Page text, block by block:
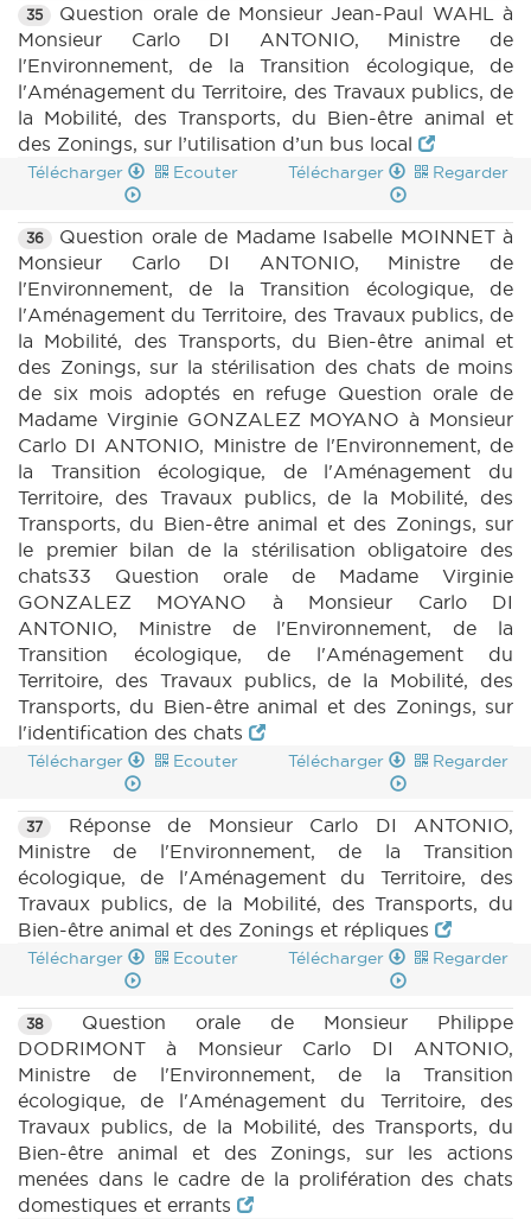
35
Question orale de Monsieur Jean-Paul WAHL à
Monsieur Carlo DI ANTONIO, Ministre de
l'Environnement, de la Transition écologique, de
l'Aménagement du Territoire, des Travaux publics, de
la Mobilité, des Transports, du Bien-être animal et
des Zonings, sur l’utilisation d’un bus local
Télécharger Ecouter Télécharger Regarder
36
Question orale de Madame Isabelle MOINNET à
Monsieur Carlo DI ANTONIO, Ministre de
l'Environnement, de la Transition écologique, de
l'Aménagement du Territoire, des Travaux publics, de
la Mobilité, des Transports, du Bien-être animal et
des Zonings, sur la stérilisation des chats de moins
de six mois adoptés en refuge Question orale de
Madame Virginie GONZALEZ MOYANO à Monsieur
Carlo DI ANTONIO, Ministre de l'Environnement, de
la Transition écologique, de l'Aménagement du
Territoire, des Travaux publics, de la Mobilité, des
Transports, du Bien-être animal et des Zonings, sur
le premier bilan de la stérilisation obligatoire des
chats33 Question orale de Madame Virginie
GONZALEZ MOYANO à Monsieur Carlo DI
ANTONIO, Ministre de l'Environnement, de la
Transition écologique, de l'Aménagement du
Territoire, des Travaux publics, de la Mobilité, des
Transports, du Bien-être animal et des Zonings, sur
l'identification des chats
Télécharger Ecouter Télécharger Regarder
37
Réponse de Monsieur Carlo DI ANTONIO,
Ministre de l'Environnement, de la Transition
écologique, de l'Aménagement du Territoire, des
Travaux publics, de la Mobilité, des Transports, du
Bien-être animal et des Zonings et répliques
Télécharger Ecouter Télécharger Regarder
38
Question orale de Monsieur Philippe
DODRIMONT à Monsieur Carlo DI ANTONIO,
Ministre de l'Environnement, de la Transition
écologique, de l'Aménagement du Territoire, des
Travaux publics, de la Mobilité, des Transports, du
Bien-être animal et des Zonings, sur les actions
menées dans le cadre de la prolifération des chats
domestiques et errants